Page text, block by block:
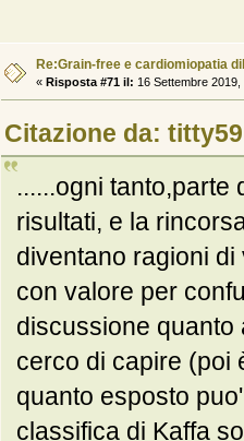
Re:Grain-free e cardiomiopatia
« Risposta #71 il: 16 Settembre 2019,
Citazione da:
......ogni tanto,parte
risultati, e la
diventano ragioni
con valore per
discussione quanto
cerco di capire (poi
quanto esposto
classifica di Kaffa